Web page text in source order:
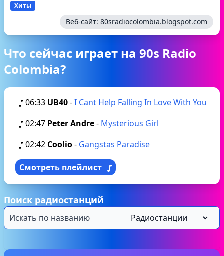
Хиты
Веб-сайт: 80sradiocolombia.blogspot.com
Что сейчас играет на 90s Radio
Colombia?
06:33 UB40-I Cant Help Falling In Love With You
02:47 Peter Andre- Mysterious Girl
02:42 Coolio- Gangstas Paradise
Смотреть плейлист
Поиск радиостанций